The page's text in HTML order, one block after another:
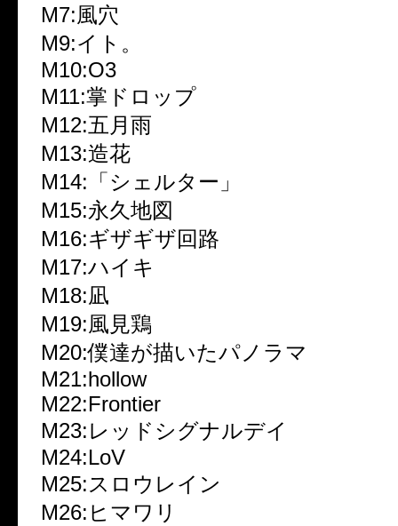
M7:風穴
M9:イト。
M10:O3
M11:掌ドロップ
M12:五月雨
M13:造花
M14:「シェルター」
M15:永久地図
M16:ギザギザ回路
M17:ハイキ
M18:凪
M19:風見鶏
M20:僕達が描いたパノラマ
M21:hollow
M22:Frontier
M23:レッドシグナルデイ
M24:LoV
M25:スロウレイン
M26:ヒマワリ